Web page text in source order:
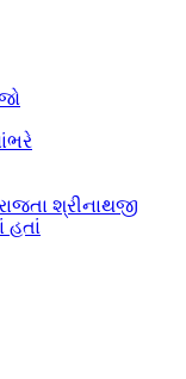
શ્રીનાથજી
હતાં